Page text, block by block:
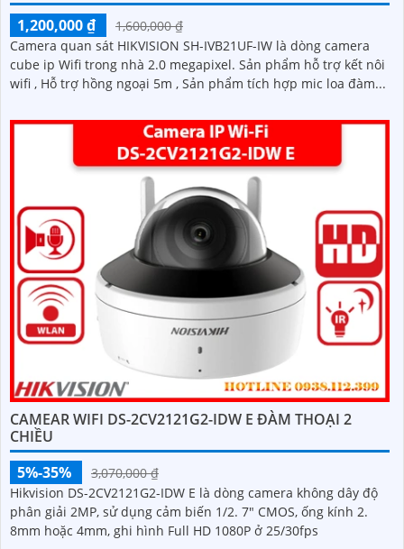
1,200,000 ₫
1,600,000 ₫
Camera quan sát HIKVISION SH-IVB21UF-IW là dòng camera
cube ip Wifi trong nhà 2.0 megapixel. Sản phẩm hỗ trợ kết nôi
wifi , Hỗ trợ hồng ngoại 5m , Sản phẩm tích hợp mic loa đàm...
CAMEAR WIFI DS-2CV2121G2-IDW E ĐÀM THOẠI 2
CHIỀU
5%-35%
3,070,000 ₫
Hikvision DS-2CV2121G2-IDW E là dòng camera không dây độ
phân giải 2MP, sử dụng cảm biến 1/2. 7" CMOS, ống kính 2.
8mm hoặc 4mm, ghi hình Full HD 1080P ở 25/30fps